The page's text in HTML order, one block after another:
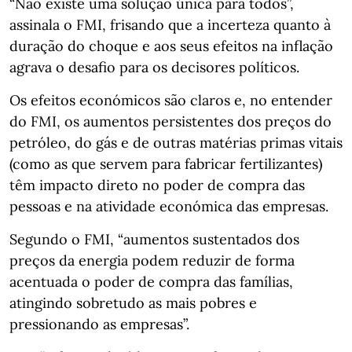
assinala o FMI, frisando que a incerteza quanto à
duração do choque e aos seus efeitos na inflação
agrava o desafio para os decisores políticos.
Os efeitos económicos são claros e, no entender
do FMI, os aumentos persistentes dos preços do
petróleo, do gás e de outras matérias primas vitais
(como as que servem para fabricar fertilizantes)
têm impacto direto no poder de compra das
pessoas e na atividade económica das empresas.
Segundo o FMI, “aumentos sustentados dos
preços da energia podem reduzir de forma
acentuada o poder de compra das famílias,
atingindo sobretudo as mais pobres e
pressionando as empresas”.